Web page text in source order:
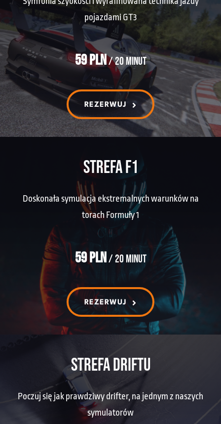
pojazdami GT3
59 PLN/ 20 minut
REZERWUJ
STREFA F1
Doskonała symulacja ekstremalnych warunków na
torach Formuły 1
59 PLN/ 20 minut
REZERWUJ
STREFA DRIFTU
Poczuj się jak prawdziwy drifter, na jednym z naszych
symulatorów